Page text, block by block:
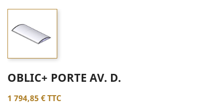
OBLIC+ PORTE AV. D.
1 794,85 €TTC